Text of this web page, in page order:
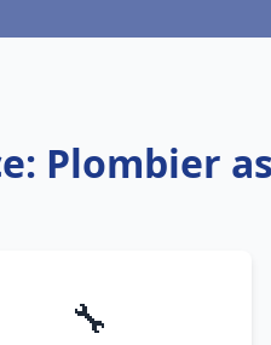
Plombier
🔧